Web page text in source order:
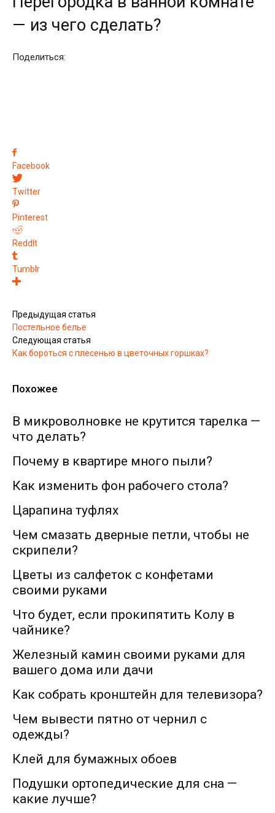
— из чего сделать?
Поделиться:
Facebook
Twitter
Pinterest
ReddIt
Tumblr
Предыдущая статья
Постельное белье
Следующая статья
Как бороться с плесенью в цветочных горшках?
Похожее
В микроволновке не крутится тарелка —
что делать?
Почему в квартире много пыли?
Как изменить фон рабочего стола?
Царапина туфлях
Чем смазать дверные петли, чтобы не
скрипели?
Цветы из салфеток с конфетами
своими руками
Что будет, если прокипятить Колу в
чайнике?
Железный камин своими руками для
вашего дома или дачи
Как собрать кронштейн для телевизора?
Чем вывести пятно от чернил с
одежды?
Клей для бумажных обоев
Подушки ортопедические для сна —
какие лучше?